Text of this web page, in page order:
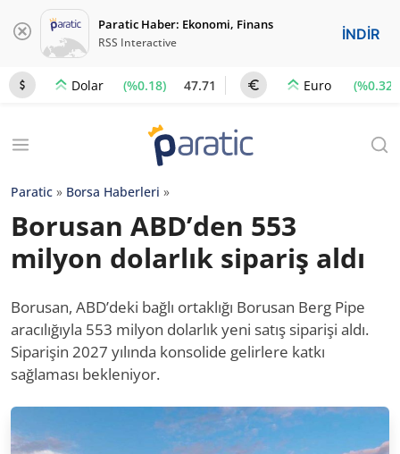
Paratic Haber: Ekonomi, Finans
RSS Interactive İNDİR
Dolar (%0.18) 47.71 Euro (%0.32)
Paratic » Borsa Haberleri »
Borusan ABD’den 553
milyon dolarlık sipariş aldı
Borusan, ABD’deki bağlı ortaklığı Borusan Berg Pipe
aracılığıyla 553 milyon dolarlık yeni satış siparişi aldı.
Siparişin 2027 yılında konsolide gelirlere katkı
sağlaması bekleniyor.